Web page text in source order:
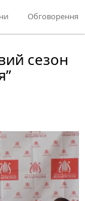
Обговорення
сезон